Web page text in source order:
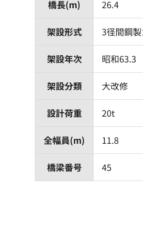
橋長(m) 26.4
架設形式 3径間鋼
架設年次 昭和63.3
架設分類 大改修
設計荷重 20t
全幅員(m) 11.8
橋梁番号 45